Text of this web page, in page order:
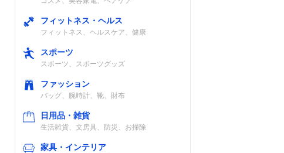
フィットネス・ヘルス
フィットネス、ヘルスケア、健康
スポーツ
スポーツ、スポーツグッズ
ファッション
バッグ、腕時計、靴、財布
日用品・雑貨
生活雑貨、文房具、防災、お掃除
家具・インテリア